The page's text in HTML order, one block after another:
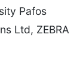
Pafos
Ltd, ZEBRA